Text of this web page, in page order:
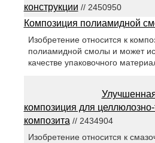
конструкции // 2450950
Композиция полиамидной
Изобретение относится к
полиамидной смолы и может
качестве упаковочного
композиция для
композита// 2434904
Изобретение относится к